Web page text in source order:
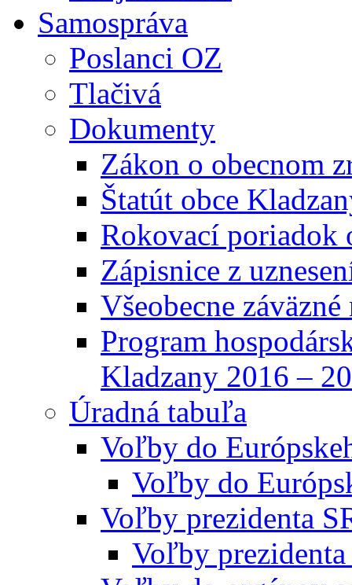
Samospráva
Poslanci OZ
Tlačivá
Dokumenty
Zákon o obecnom
Štatút obce
Rokovací poriadok
Zápisnice z
Všeobecne
Program
Kladzany 2016 –
Úradná tabuľa
Voľby do
Voľby do
Voľby prezidenta
Voľby